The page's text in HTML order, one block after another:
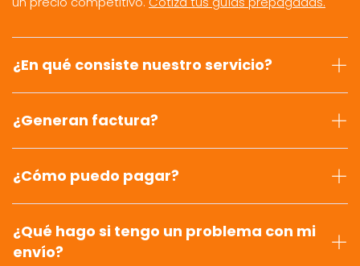
¿En qué consiste nuestro servicio?
¿Generan factura?
¿Cómo puedo pagar?
¿Qué hago si tengo un problema con mi
envío?